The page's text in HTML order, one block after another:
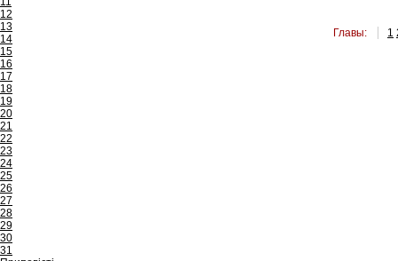
12
13
14
15
16
17
18
19
20
21
22
23
24
25
26
27
28
29
30
31
Главы: 1